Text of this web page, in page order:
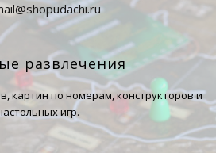
развлечения
картин по номерам, конструкторов и
игр.